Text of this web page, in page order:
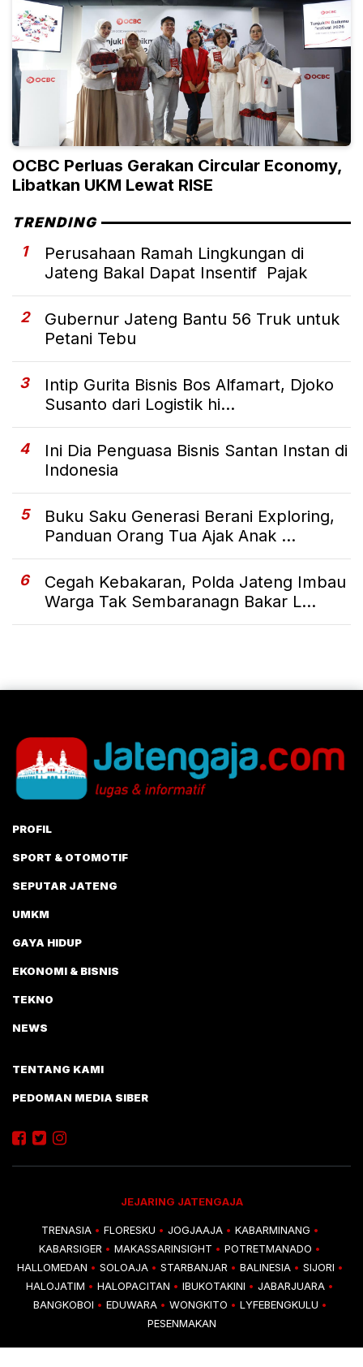
OCBC Perluas Gerakan Circular Economy,
Libatkan UKM Lewat RISE
TRENDING
1
Perusahaan Ramah Lingkungan di
Jateng Bakal Dapat Insentif Pajak
2
Gubernur Jateng Bantu 56 Truk untuk
Petani Tebu
3
Intip Gurita Bisnis Bos Alfamart, Djoko
Susanto dari Logistik hi...
4
Ini Dia Penguasa Bisnis Santan Instan di
Indonesia
5
Buku Saku Generasi Berani Exploring,
Panduan Orang Tua Ajak Anak ...
6
Cegah Kebakaran, Polda Jateng Imbau
Warga Tak Sembaranagn Bakar L...
PROFIL
SPORT & OTOMOTIF
SEPUTAR JATENG
UMKM
GAYA HIDUP
EKONOMI & BISNIS
TEKNO
NEWS
TENTANG KAMI
PEDOMAN MEDIA SIBER
JEJARING JATENGAJA
TRENASIA • FLORESKU • JOGJAAJA • KABARMINANG •
KABARSIGER • MAKASSARINSIGHT • POTRETMANADO •
HALLOMEDAN • SOLOAJA • STARBANJAR • BALINESIA • SIJORI •
HALOJATIM • HALOPACITAN • IBUKOTAKINI • JABARJUARA •
BANGKOBOI • EDUWARA • WONGKITO • LYFEBENGKULU •
PESENMAKAN